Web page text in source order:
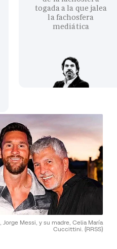
togada a la que jalea
la fachosfera
mediática
Messi, y su madre, Celia María
Cuccittini. (RRSS)